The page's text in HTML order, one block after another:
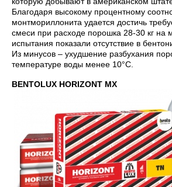
Благодаря высокому процентному
монтмориллонита удается достичь
смеси при расходе порошка 28-30 кг
испытания показали отсутствие в
Из минусов – ухудшение разбухания
температуре воды менее 10°С.
BENTOLUX HORIZONT MX